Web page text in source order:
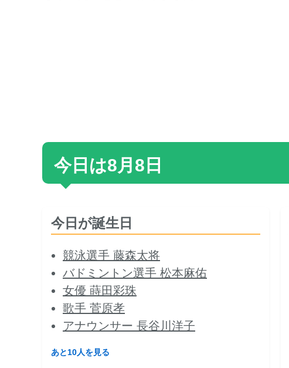
今日は8月8日
今日が誕生日
競泳選手 藤森太将
バドミントン選手 松本麻佑
女優 蒔田彩珠
歌手 菅原孝
アナウンサー 長谷川洋子
あと10人を見る